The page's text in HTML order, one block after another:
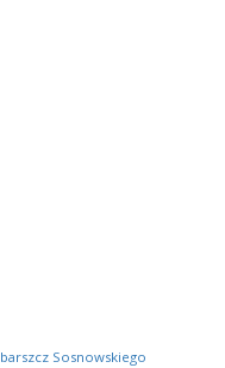
barszcz Sosnowskiego